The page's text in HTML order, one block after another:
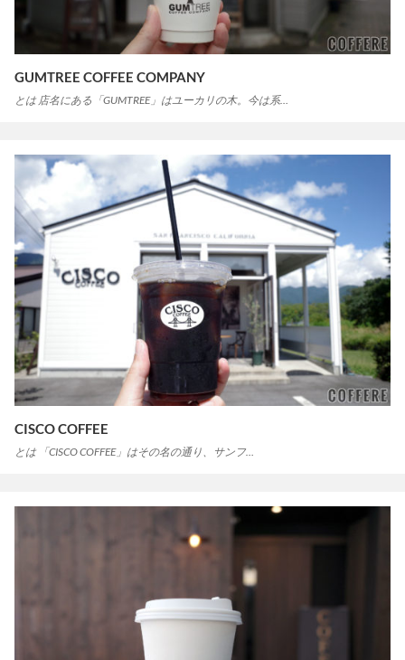
GUMTREE COFFEE COMPANY
とは 店名にある「GUMTREE」はユーカリの木。今は系…
CISCO COFFEE
とは 「CISCO COFFEE」はその名の通り、サンフ…